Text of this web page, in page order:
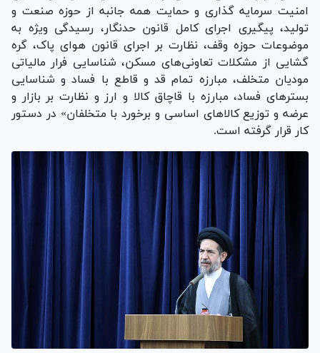
امنیت سرمایه گذاری و حمایت همه جانبه از حوزه صنعت و
تولید، پیگیری اجرای کامل قانون حدنگار، رسیدگی ویژه به
موضوعات حوزه وقف، نظارت بر اجرای قانون هوای پاک، گره
گشایی از مشکلات تعاونی‌های مسکن، شناسایی فرار مالیاتی
مودیان متخلف، مبارزه تمام قد و قاطع با فساد و شناسایی
بستر‌های فساد، مبارزه با قاچاق کالا و ارز و نظارت بر بازار و
عرضه و توزیع کالا‌های اساسی و برخورد با متخلفان» در دستور
کار قرار گرفته است.